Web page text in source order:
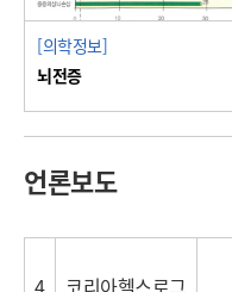
[의학정보]
뇌전증
언론보도
4 코리아헬스로그